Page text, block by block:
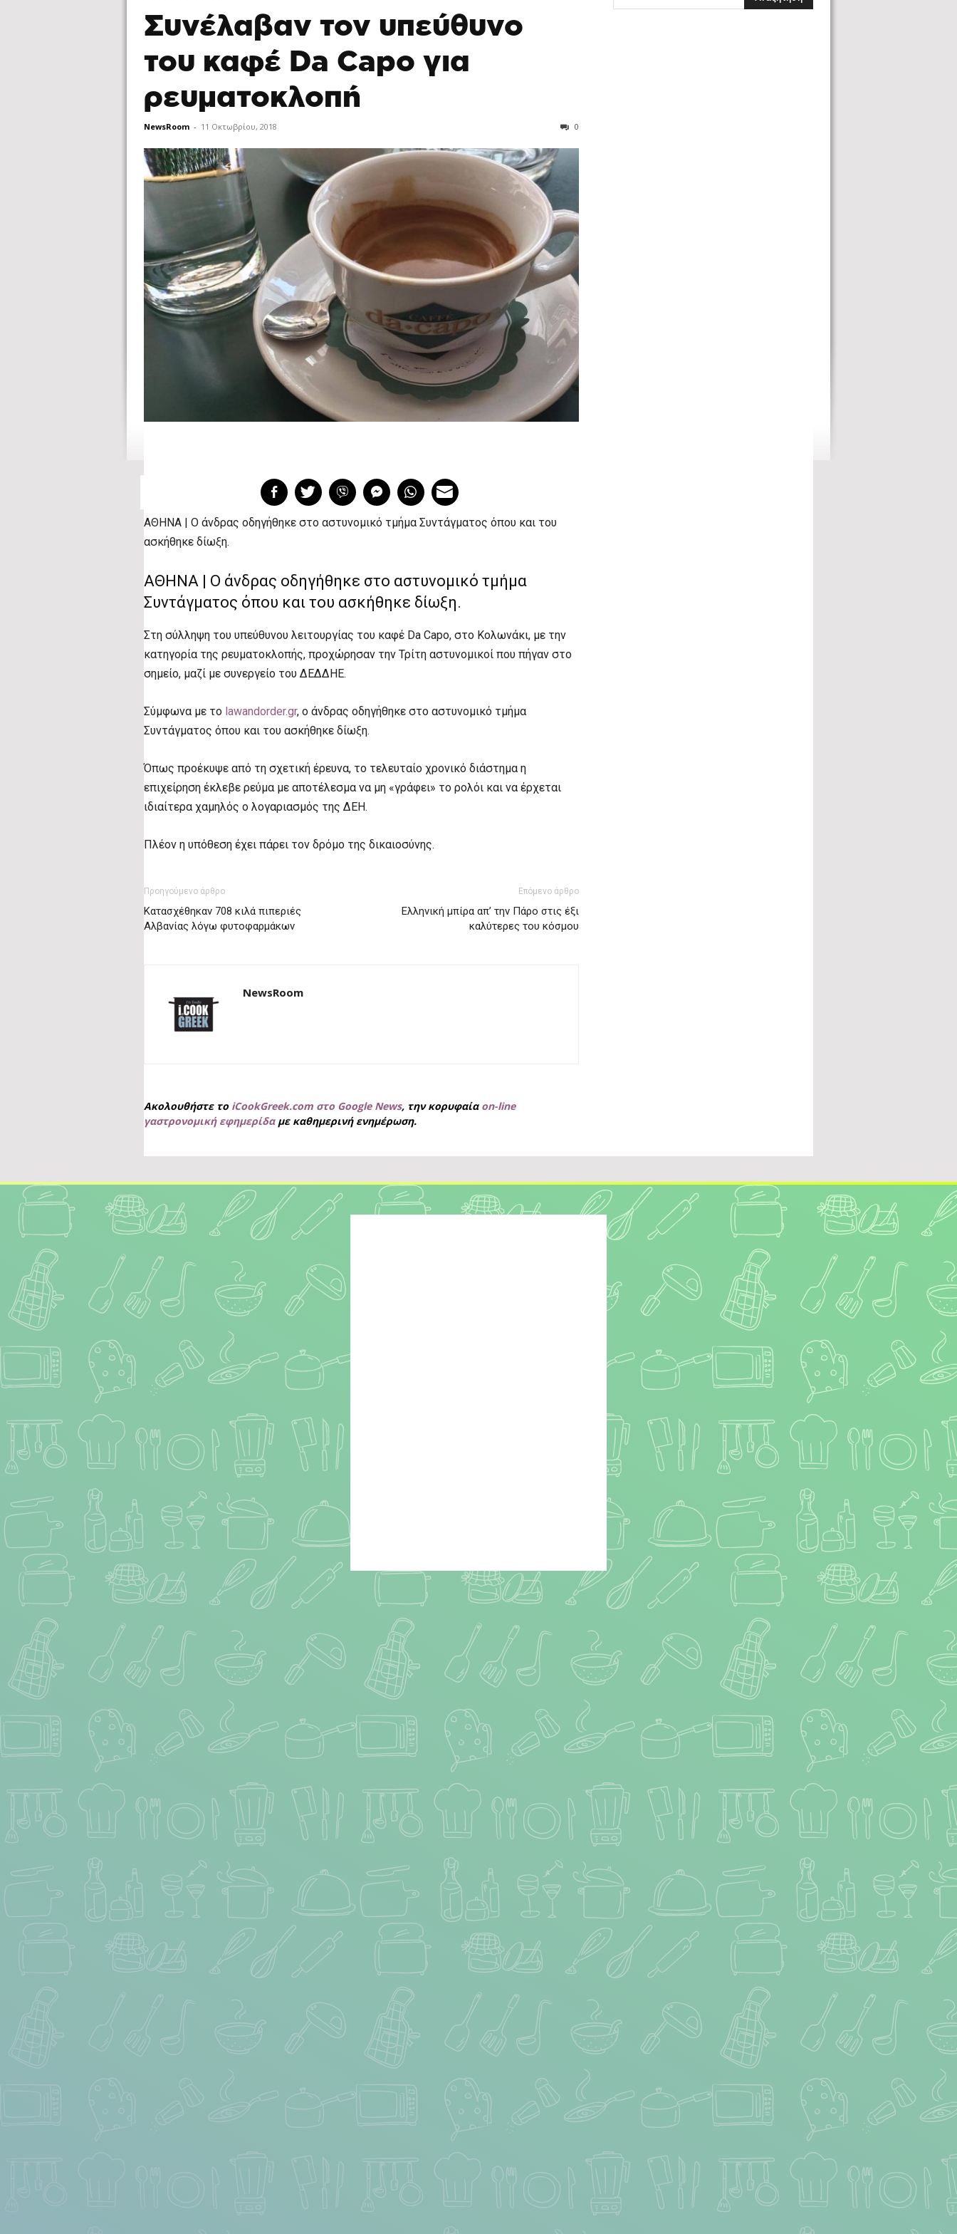
Συνέλαβαν τον υπεύθυνο
του καφέ Da Capo για
ρευματοκλοπή
NewsRoom - 11 Οκτωβρίου, 2018 0
ΑΘΗΝΑ | Ο άνδρας οδηγήθηκε στο αστυνομικό τμήμα Συντάγματος όπου και του
ασκήθηκε δίωξη.
ΑΘΗΝΑ | Ο άνδρας οδηγήθηκε στο αστυνομικό τμήμα
Συντάγματος όπου και του ασκήθηκε δίωξη.
Στη σύλληψη του υπεύθυνου λειτουργίας του καφέ Da Capo, στο Κολωνάκι, με την
κατηγορία της ρευματοκλοπής, προχώρησαν την Τρίτη αστυνομικοί που πήγαν στο
σημείο, μαζί με συνεργείο του ΔΕΔΔΗΕ.
Σύμφωνα με το lawandorder.gr, ο άνδρας οδηγήθηκε στο αστυνομικό τμήμα
Συντάγματος όπου και του ασκήθηκε δίωξη.
Όπως προέκυψε από τη σχετική έρευνα, το τελευταίο χρονικό διάστημα η
επιχείρηση έκλεβε ρεύμα με αποτέλεσμα να μη «γράφει» το ρολόι και να έρχεται
ιδιαίτερα χαμηλός ο λογαριασμός της ΔΕΗ.
Πλέον η υπόθεση έχει πάρει τον δρόμο της δικαιοσύνης.
Προηγούμενο άρθρο
Κατασχέθηκαν 708 κιλά πιπεριές
Αλβανίας λόγω φυτοφαρμάκων
Επόμενο άρθρο
Ελληνική μπίρα απ’ την Πάρο στις έξι
καλύτερες του κόσμου
NewsRoom
Ακολουθήστε το iCookGreek.com στο Google News, την κορυφαία on-line
γαστρονομική εφημερίδαμε καθημερινή ενημέρωση.